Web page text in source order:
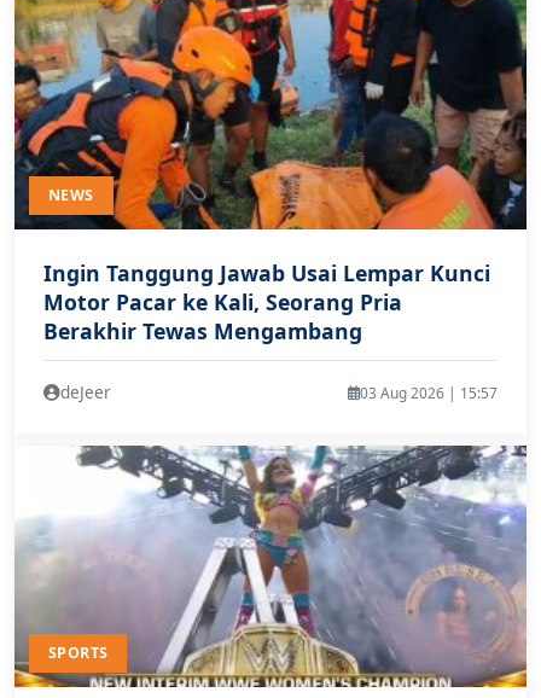
NEWS
Ingin Tanggung Jawab Usai Lempar Kunci
Motor Pacar ke Kali, Seorang Pria
Berakhir Tewas Mengambang
deJeer 03 Aug 2026 | 15:57
SPORTS